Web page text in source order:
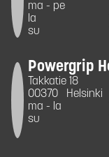
ma - pe
la
su
Powergrip
Takkatie 18
00370
Helsinki
ma - la
su